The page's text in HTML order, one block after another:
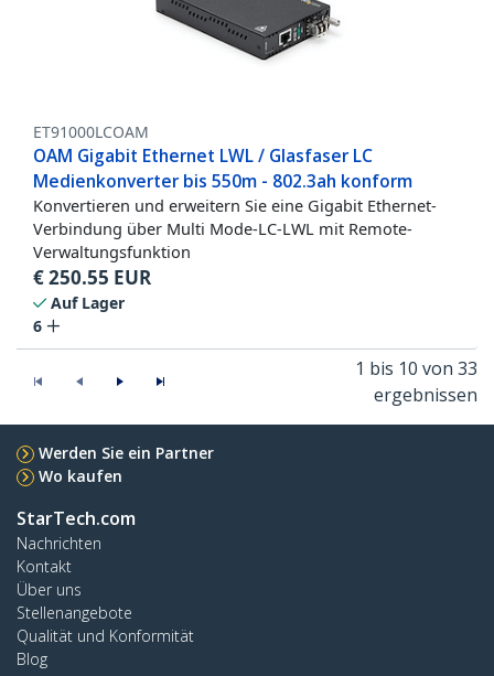
ET91000LCOAM
OAM Gigabit Ethernet LWL / Glasfaser LC
Medienkonverter bis 550m - 802.3ah konform
Konvertieren und erweitern Sie eine Gigabit Ethernet-
Verbindung über Multi Mode-LC-LWL mit Remote-
Verwaltungsfunktion
€250.55 EUR
Auf Lager
6
1 bis 10 von 33
ergebnissen
Werden Sie ein Partner
Wo kaufen
StarTech.com
Nachrichten
Kontakt
Über uns
Stellenangebote
Qualität und Konformität
Blog